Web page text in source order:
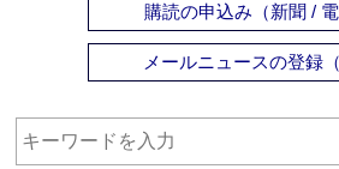
購読の申込み（新聞 / 電
メールニュースの登録（